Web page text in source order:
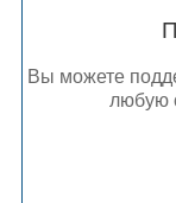
Вы можете
любую